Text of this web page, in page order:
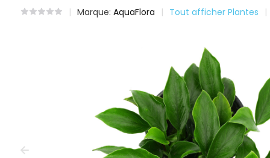
Marque: AquaFlora Tout afficher Plantes